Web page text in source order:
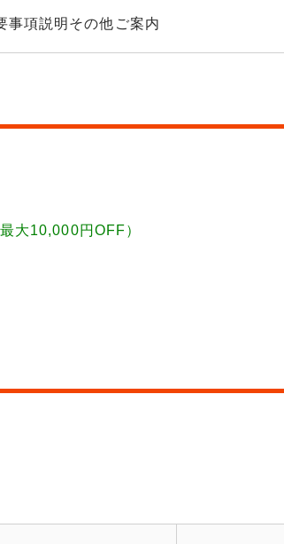
事項説明 その他ご案内
最大10,000円OFF）